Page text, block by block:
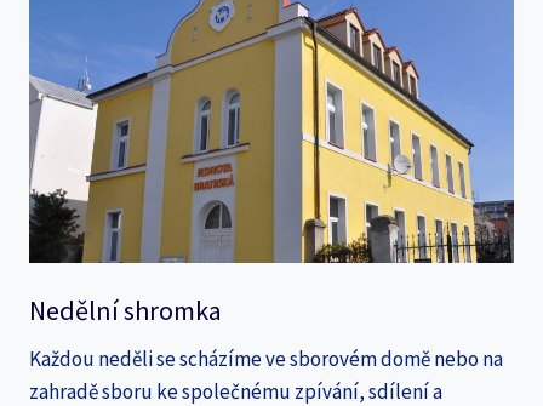
Nedělní shromka
Každou neděli se scházíme ve sborovém domě nebo na
zahradě sboru ke společnému zpívání, sdílení a